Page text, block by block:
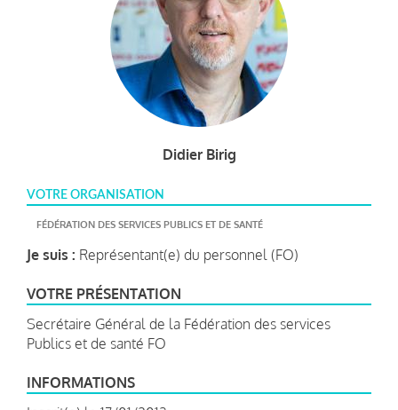
Didier Birig
VOTRE ORGANISATION
FÉDÉRATION DES SERVICES PUBLICS ET DE SANTÉ
Je suis : Représentant(e) du personnel (FO)
VOTRE PRÉSENTATION
Secrétaire Général de la Fédération des services
Publics et de santé FO
INFORMATIONS